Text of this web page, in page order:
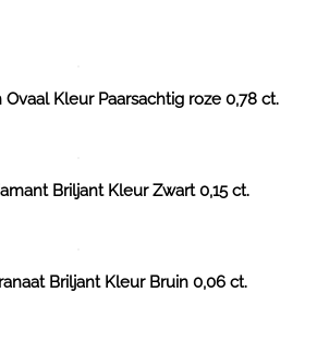
Kleur Paarsachtig roze 0,78 ct.
Briljant Kleur Zwart 0,15 ct.
Briljant Kleur Bruin 0,06 ct.